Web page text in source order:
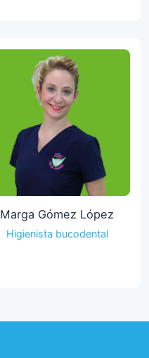
Marga Gómez López
Higienista bucodental